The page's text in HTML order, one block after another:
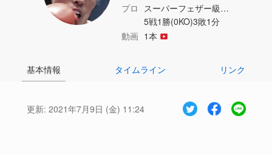
プロ スーパーフェザー級…
5戦1勝(0KO)3敗1分
動画 1本
基本情報 タイムライン リンク
更新: 2021年7月9日 (金) 11:24